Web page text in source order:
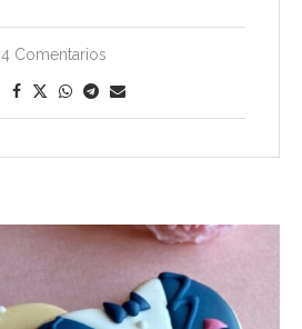
4 Comentarios